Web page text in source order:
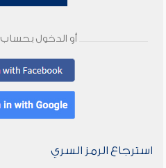
أو الدخول بحساب
استرجاع الرمز السري